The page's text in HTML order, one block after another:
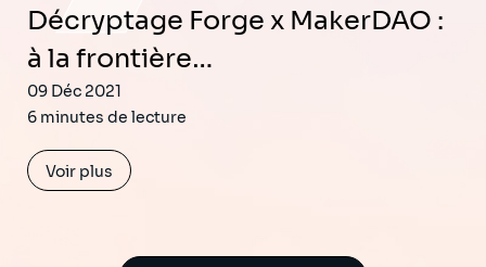
Décryptage Forge x MakerDAO :
à la frontière…
09 Déc 2021
6 minutes de lecture
Voir plus